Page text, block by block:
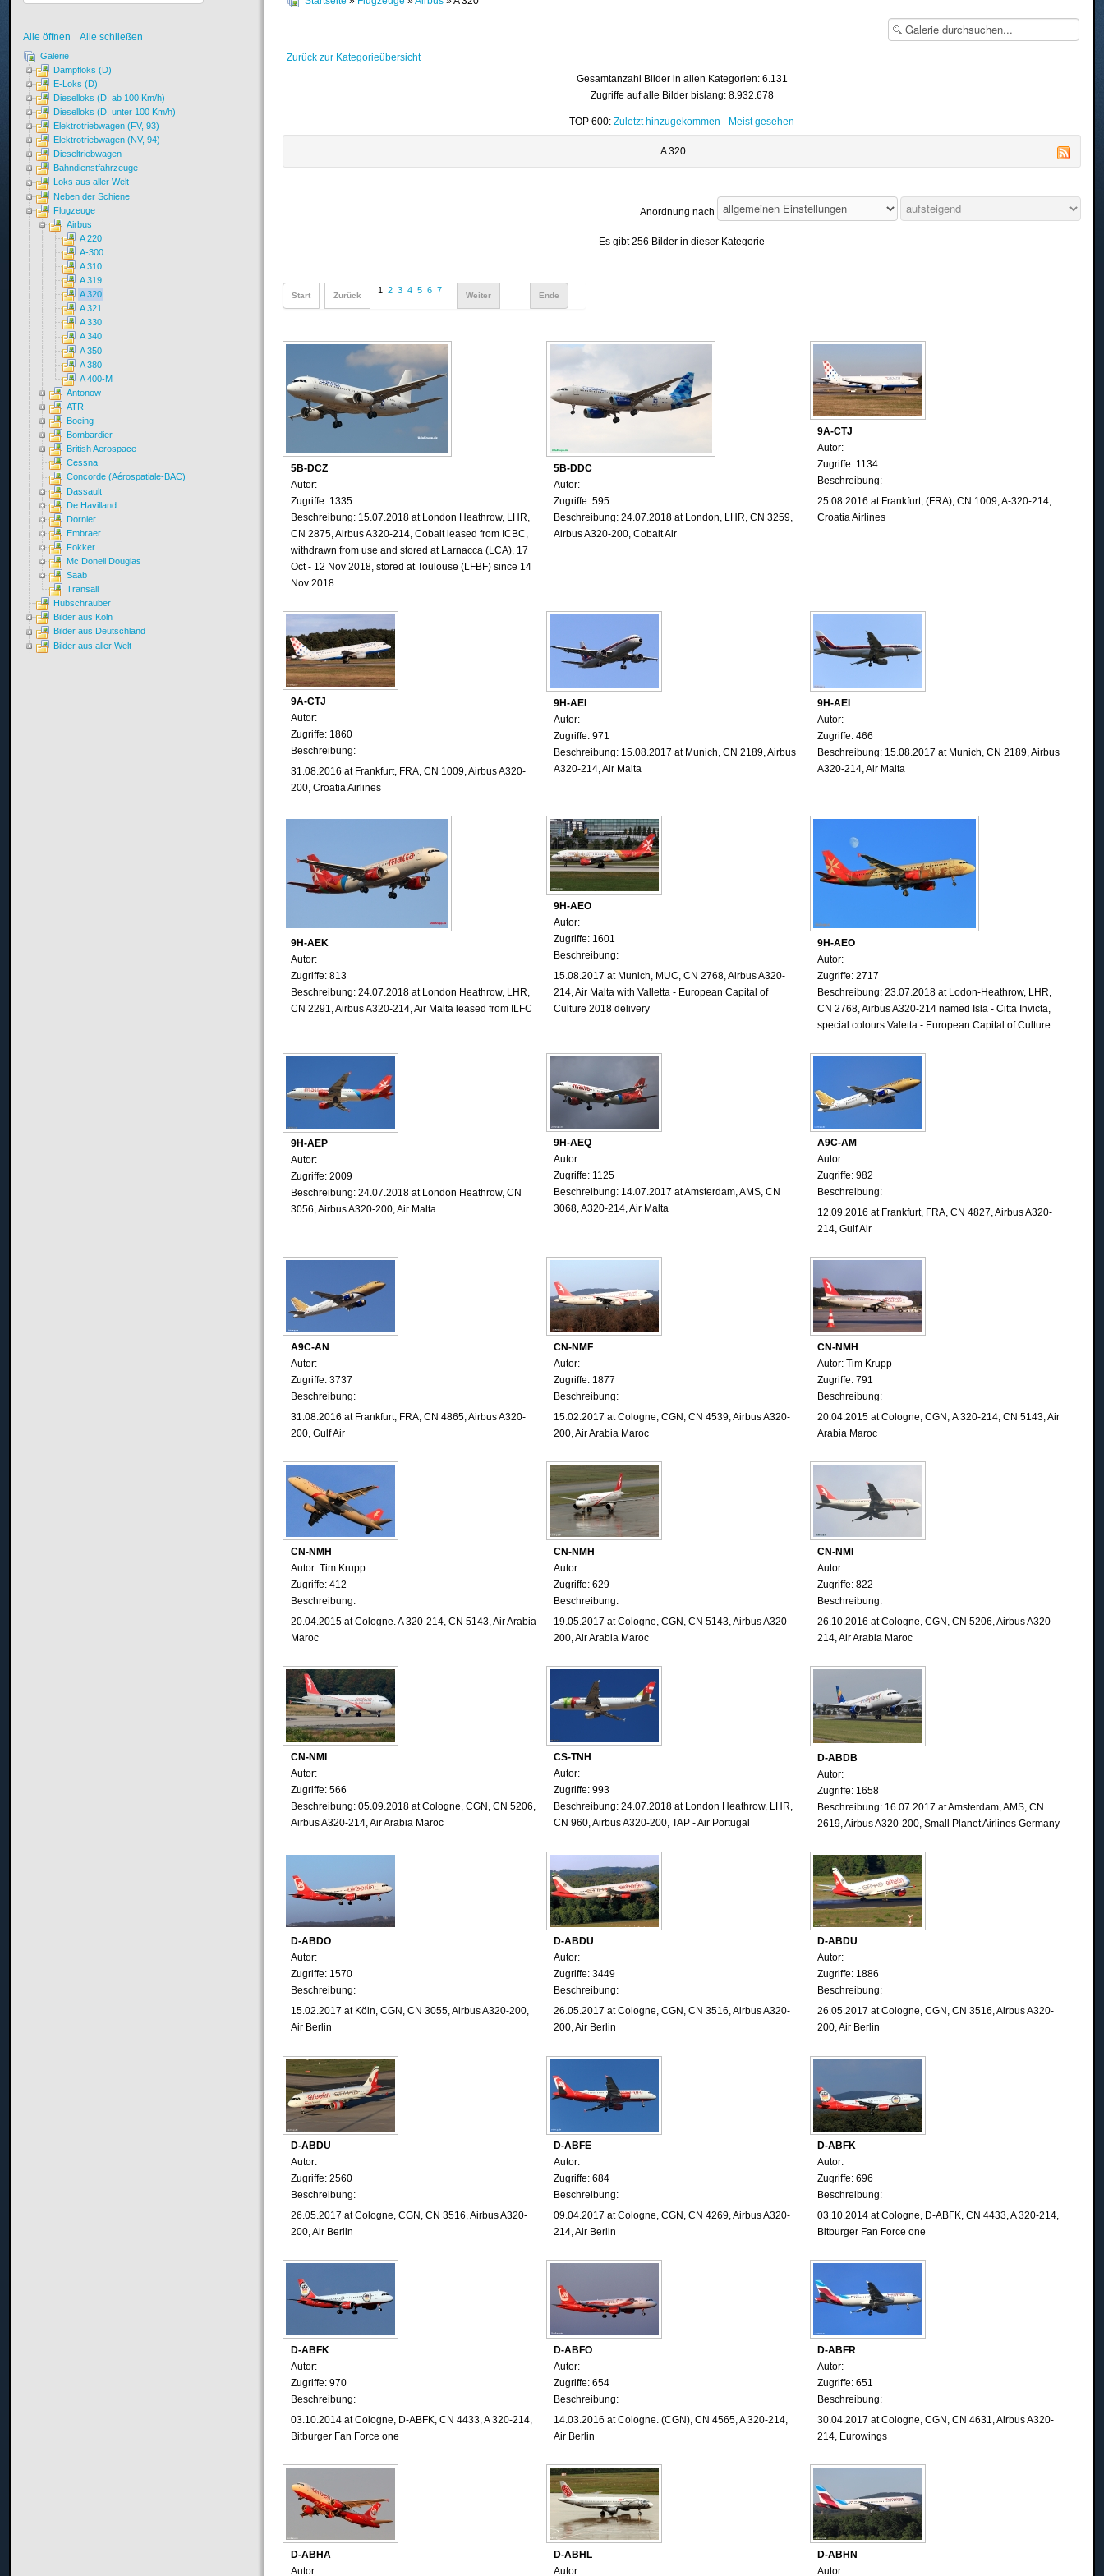
Zurück zur Kategorieübersicht
Gesamtanzahl Bilder in allen Kategorien: 6.131
Zugriffe auf alle Bilder bislang: 8.932.678
TOP 600:Zuletzt hinzugekommen - Meist gesehen
A 320
Anordnung nach
Es gibt 256 Bilder in dieser Kategorie
Start Zurück
1 2 3 4 5 6 7
Weiter Ende
5B-DCZ
Autor:
Zugriffe: 1335
Beschreibung: 15.07.2018 at London Heathrow, LHR,
CN 2875, Airbus A320-214, Cobalt leased from ICBC,
withdrawn from use and stored at Larnacca (LCA), 17
Oct - 12 Nov 2018, stored at Toulouse (LFBF) since 14
Nov 2018
5B-DDC
Autor:
Zugriffe: 595
Beschreibung: 24.07.2018 at London, LHR, CN 3259,
Airbus A320-200, Cobalt Air
9A-CTJ
Autor:
Zugriffe: 1134
Beschreibung:
25.08.2016 at Frankfurt, (FRA), CN 1009, A-320-214,
Croatia Airlines
9A-CTJ
Autor:
Zugriffe: 1860
Beschreibung:
31.08.2016 at Frankfurt, FRA, CN 1009, Airbus A320-
200, Croatia Airlines
9H-AEI
Autor:
Zugriffe: 971
Beschreibung: 15.08.2017 at Munich, CN 2189, Airbus
A320-214, Air Malta
9H-AEI
Autor:
Zugriffe: 466
Beschreibung: 15.08.2017 at Munich, CN 2189, Airbus
A320-214, Air Malta
9H-AEK
Autor:
Zugriffe: 813
Beschreibung: 24.07.2018 at London Heathrow, LHR,
CN 2291, Airbus A320-214, Air Malta leased from ILFC
9H-AEO
Autor:
Zugriffe: 1601
Beschreibung:
15.08.2017 at Munich, MUC, CN 2768, Airbus A320-
214, Air Malta with Valletta - European Capital of
Culture 2018 delivery
9H-AEO
Autor:
Zugriffe: 2717
Beschreibung: 23.07.2018 at Lodon-Heathrow, LHR,
CN 2768, Airbus A320-214 named Isla - Citta Invicta,
special colours Valetta - European Capital of Culture
9H-AEP
Autor:
Zugriffe: 2009
Beschreibung: 24.07.2018 at London Heathrow, CN
3056, Airbus A320-200, Air Malta
9H-AEQ
Autor:
Zugriffe: 1125
Beschreibung: 14.07.2017 at Amsterdam, AMS, CN
3068, A320-214, Air Malta
A9C-AM
Autor:
Zugriffe: 982
Beschreibung:
12.09.2016 at Frankfurt, FRA, CN 4827, Airbus A320-
214, Gulf Air
A9C-AN
Autor:
Zugriffe: 3737
Beschreibung:
31.08.2016 at Frankfurt, FRA, CN 4865, Airbus A320-
200, Gulf Air
CN-NMF
Autor:
Zugriffe: 1877
Beschreibung:
15.02.2017at Cologne, CGN, CN 4539, Airbus A320-
200, Air Arabia Maroc
CN-NMH
Autor: Tim Krupp
Zugriffe: 791
Beschreibung:
20.04.2015at Cologne, CGN, A 320-214, CN 5143, Air
Arabia Maroc
CN-NMH
Autor: Tim Krupp
Zugriffe: 412
Beschreibung:
20.04.2015 at Cologne. A 320-214, CN 5143, Air Arabia
Maroc
CN-NMH
Autor:
Zugriffe: 629
Beschreibung:
19.05.2017at Cologne, CGN, CN 5143, Airbus A320-
200, Air Arabia Maroc
CN-NMI
Autor:
Zugriffe: 822
Beschreibung:
26.10.2016at Cologne, CGN, CN 5206, Airbus A320-
214, Air Arabia Maroc
CN-NMI
Autor:
Zugriffe: 566
Beschreibung: 05.09.2018 at Cologne, CGN, CN 5206,
Airbus A320-214, Air Arabia Maroc
CS-TNH
Autor:
Zugriffe: 993
Beschreibung: 24.07.2018 at London Heathrow, LHR,
CN 960, Airbus A320-200, TAP - Air Portugal
D-ABDB
Autor:
Zugriffe: 1658
Beschreibung: 16.07.2017 at Amsterdam, AMS, CN
2619, Airbus A320-200, Small Planet Airlines Germany
D-ABDO
Autor:
Zugriffe: 1570
Beschreibung:
15.02.2017 at Köln, CGN, CN 3055, Airbus A320-200,
Air Berlin
D-ABDU
Autor:
Zugriffe: 3449
Beschreibung:
26.05.2017at Cologne, CGN, CN 3516, Airbus A320-
200, Air Berlin
D-ABDU
Autor:
Zugriffe: 1886
Beschreibung:
26.05.2017at Cologne, CGN, CN 3516, Airbus A320-
200, Air Berlin
D-ABDU
Autor:
Zugriffe: 2560
Beschreibung:
26.05.2017 at Cologne, CGN, CN 3516, Airbus A320-
200, Air Berlin
D-ABFE
Autor:
Zugriffe: 684
Beschreibung:
09.04.2017at Cologne, CGN, CN 4269, Airbus A320-
214, Air Berlin
D-ABFK
Autor:
Zugriffe: 696
Beschreibung:
03.10.2014at Cologne, D-ABFK, CN 4433, A 320-214,
Bitburger Fan Force one
D-ABFK
Autor:
Zugriffe: 970
Beschreibung:
03.10.2014 at Cologne, D-ABFK, CN 4433, A 320-214,
Bitburger Fan Force one
D-ABFO
Autor:
Zugriffe: 654
Beschreibung:
14.03.2016at Cologne. (CGN), CN 4565, A 320-214,
Air Berlin
D-ABFR
Autor:
Zugriffe: 651
Beschreibung:
30.04.2017 at Cologne, CGN, CN 4631, Airbus A320-
214, Eurowings
D-ABHA
Autor:
D-ABHL
Autor:
D-ABHN
Autor:
Alle öffnen Alle schließen
Galerie
Dampfloks (D)
E-Loks (D)
Dieselloks (D, ab 100 Km/h)
Dieselloks (D, unter 100 Km/h)
Elektrotriebwagen (FV, 93)
Elektrotriebwagen (NV, 94)
Dieseltriebwagen
Bahndienstfahrzeuge
Loks aus aller Welt
Neben der Schiene
Flugzeuge
Airbus
A 220
A-300
A 310
A 319
A 320
A 321
A 330
A 340
A 350
A 380
A 400-M
Antonow
ATR
Boeing
Bombardier
British Aerospace
Cessna
Concorde (Aérospatiale-BAC)
Dassault
De Havilland
Dornier
Embraer
Fokker
Mc Donell Douglas
Saab
Transall
Hubschrauber
Bilder aus Köln
Bilder aus Deutschland
Bilder aus aller Welt